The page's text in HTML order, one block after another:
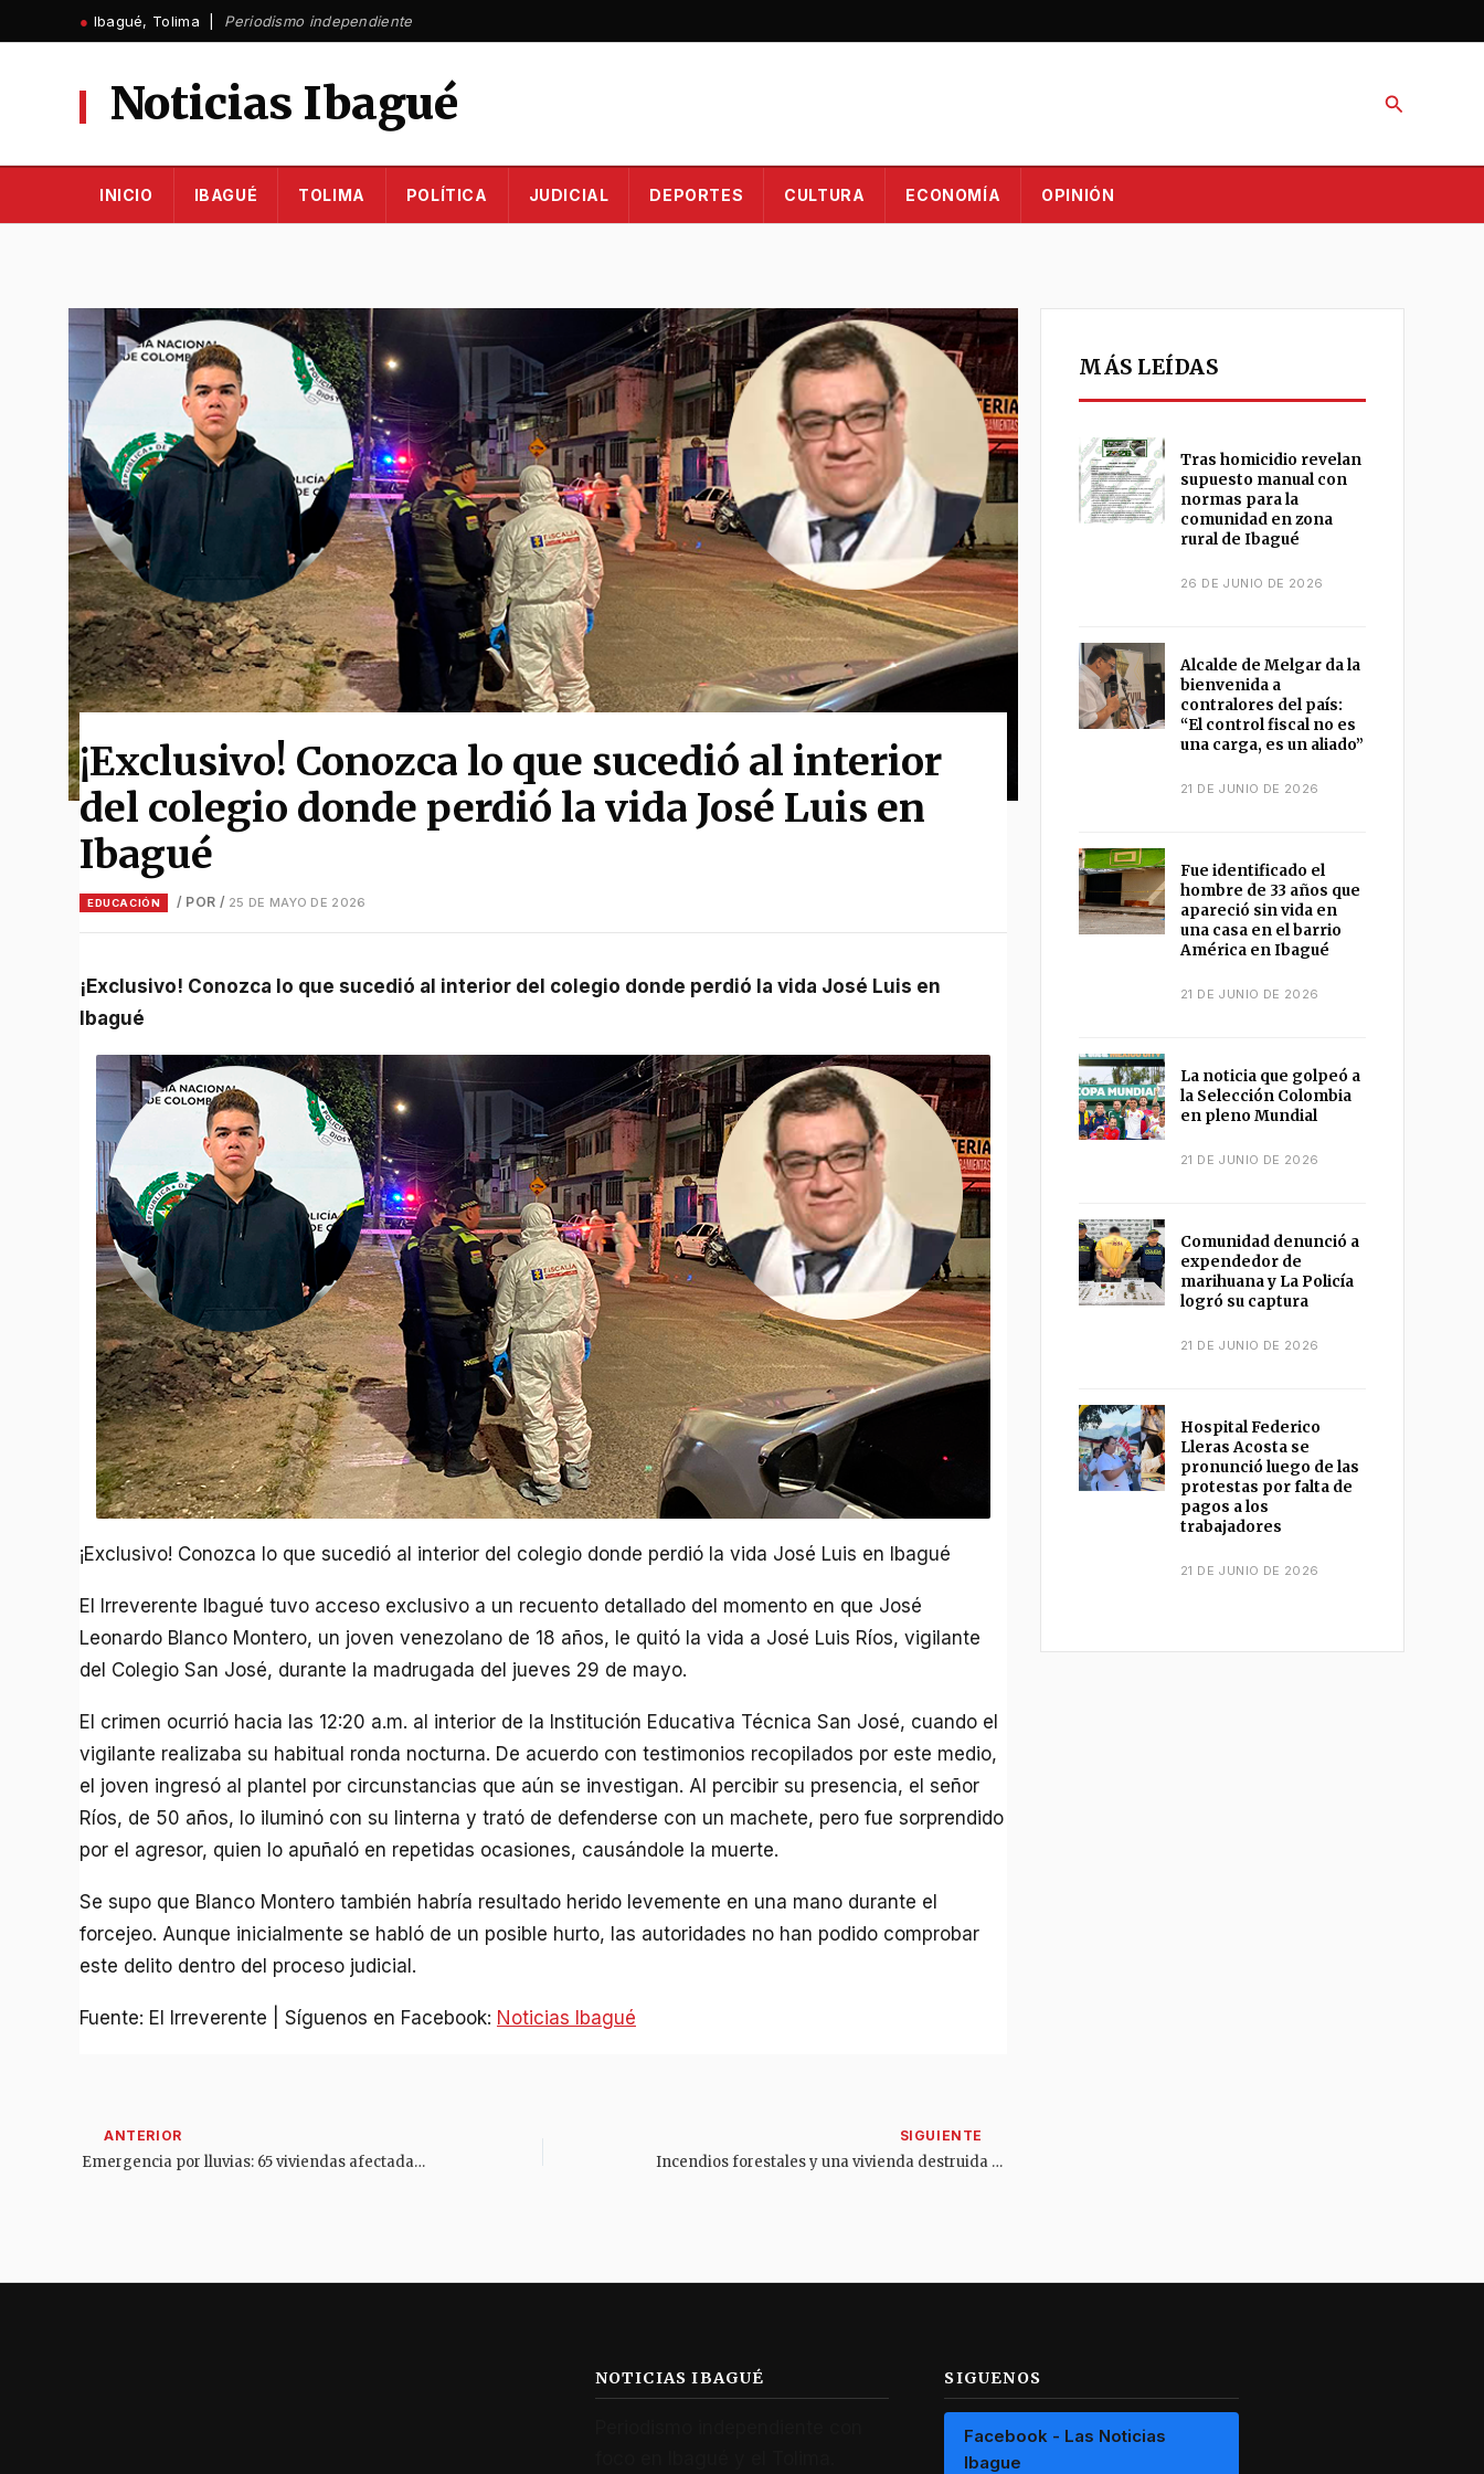
al
● Ibagué, Tolima | Periodismo independiente
Noticias Ibagué Buscar
INICIO IBAGUÉ TOLIMA POLÍTICA JUDICIAL DEPORTES CULTURA ECONOMÍA OPINIÓN
¡Exclusivo! Conozca lo que sucedió al interior
del colegio donde perdió la vida José Luis en
Ibagué
EDUCACIÓN / POR / 25 DE MAYO DE 2026
¡Exclusivo! Conozca lo que sucedió al interior del colegio donde perdió la vida José Luis en
Ibagué
¡Exclusivo! Conozca lo que sucedió al interior del colegio donde perdió la vida José Luis en Ibagué
El Irreverente Ibagué tuvo acceso exclusivo a un recuento detallado del momento en que José
Leonardo Blanco Montero, un joven venezolano de 18 años, le quitó la vida a José Luis Ríos, vigilante
del Colegio San José, durante la madrugada del jueves 29 de mayo.
El crimen ocurrió hacia las 12:20 a.m. al interior de la Institución Educativa Técnica San José, cuando el
vigilante realizaba su habitual ronda nocturna. De acuerdo con testimonios recopilados por este medio,
el joven ingresó al plantel por circunstancias que aún se investigan. Al percibir su presencia, el señor
Ríos, de 50 años, lo iluminó con su linterna y trató de defenderse con un machete, pero fue sorprendido
por el agresor, quien lo apuñaló en repetidas ocasiones, causándole la muerte.
Se supo que Blanco Montero también habría resultado herido levemente en una mano durante el
forcejeo. Aunque inicialmente se habló de un posible hurto, las autoridades no han podido comprobar
este delito dentro del proceso judicial.
Fuente: El Irreverente | Síguenos en Facebook: Noticias Ibagué
Emergencia por lluvias: 65 viviendas afectadas y un colegio inundado en Ortega, Tolima Incendios forestales y una vivienda destruida dejan en alerta al norte del Tolima por el fenómeno de El Niño
MÁS LEÍDAS
Tras homicidio revelan
supuesto manual con
normas para la
comunidad en zona
rural de Ibagué
26 DE JUNIO DE 2026
Alcalde de Melgar da la
bienvenida a
contralores del país:
“El control fiscal no es
una carga, es un aliado”
21 DE JUNIO DE 2026
Fue identificado el
hombre de 33 años que
apareció sin vida en
una casa en el barrio
América en Ibagué
21 DE JUNIO DE 2026
La noticia que golpeó a
la Selección Colombia
en pleno Mundial
21 DE JUNIO DE 2026
Comunidad denunció a
expendedor de
marihuana y La Policía
logró su captura
21 DE JUNIO DE 2026
Hospital Federico
Lleras Acosta se
pronunció luego de las
protestas por falta de
pagos a los
trabajadores
21 DE JUNIO DE 2026
NOTICIAS IBAGUÉ SIGUENOS
Facebook - Las Noticias
Ibague